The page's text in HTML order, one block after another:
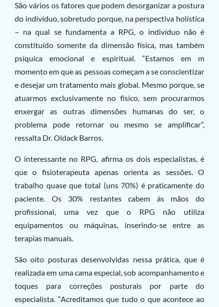
São vários os fatores que podem desorganizar a postura
do indivíduo, sobretudo porque, na perspectiva holística
– na qual se fundamenta a RPG, o indivíduo não é
constituído somente da dimensão física, mas também
psíquica emocional e espiritual. “Estamos em m
momento em que as pessoas começam a se conscientizar
e desejar um tratamento mais global. Mesmo porque, se
atuarmos exclusivamente no físico, sem procurarmos
enxergar as outras dimensões humanas do ser, o
problema pode retornar ou mesmo se amplificar”,
ressalta Dr. Oldack Barros.
O interessante no RPG, afirma os dois especialistas, é
que o fisioterapeuta apenas orienta as sessões. O
trabalho quase que total (uns 70%) é praticamente do
paciente. Os 30% restantes cabem às mãos do
profissional, uma vez que o RPG não utiliza
equipamentos ou máquinas, inserindo-se entre as
terapias manuais.
São oito posturas desenvolvidas nessa prática, que é
realizada em uma cama especial, sob acompanhamento e
toques para correções posturais por parte do
especialista. “Acreditamos que tudo o que acontece ao